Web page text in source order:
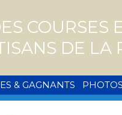
COURSES
DE LA
& GAGNANTS